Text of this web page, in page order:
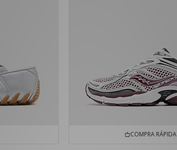
COMPRA RÁPIDA